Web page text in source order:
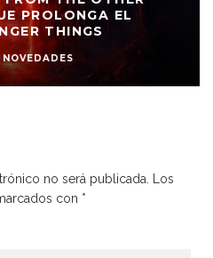
PROLONGA EL
THINGS
NOVEDADES
no será publicada.
Los
con *